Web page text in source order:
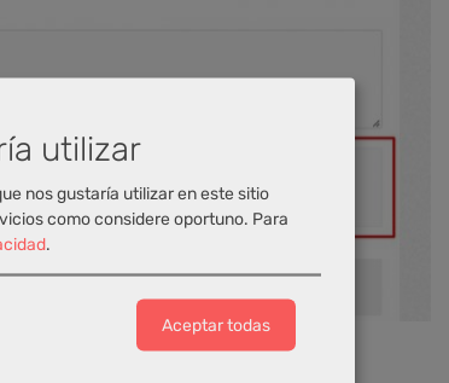
de funcionalidades
utilizar
nos gustaría utilizar en este sitio
como considere oportuno. Para
.
Aceptar todas